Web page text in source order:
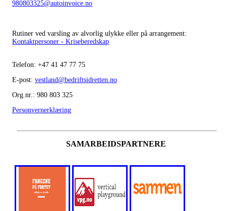
980803325@autoinvoice.no
Rutiner ved varsling av alvorlig ulykke eller på arrangement:
Kontaktpersoner - Kriseberedskap
Telefon: +47 41 47 77 75
E-post: vestland@bedriftsidretten.no
Org.nr.: 980 803 325
Personvernerklæring
SAMARBEIDSPARTNERE